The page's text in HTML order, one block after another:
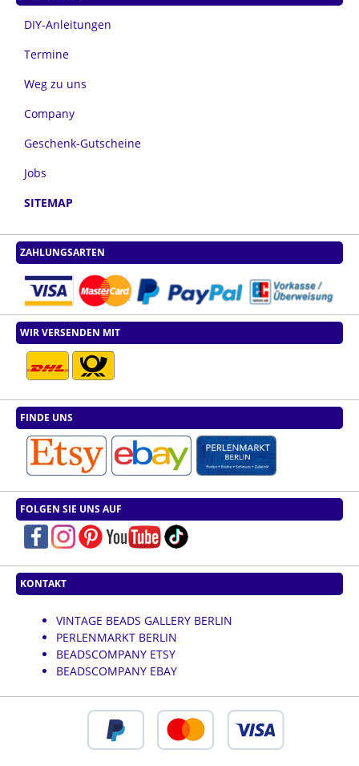
DIY-Anleitungen
Termine
Weg zu uns
Company
Geschenk-Gutscheine
Jobs
SITEMAP
ZAHLUNGSARTEN
WIR VERSENDEN MIT
FINDE UNS
FOLGEN SIE UNS AUF
KONTAKT
VINTAGE BEADS GALLERY BERLIN
PERLENMARKT BERLIN
BEADSCOMPANY ETSY
BEADSCOMPANY EBAY